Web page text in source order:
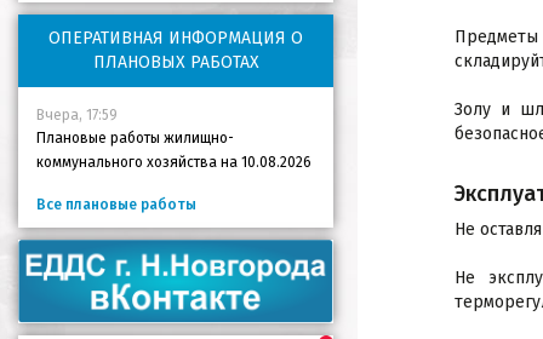
ОПЕРАТИВНАЯ ИНФОРМАЦИЯ О
ПЛАНОВЫХ РАБОТАХ
Вчера, 17:59
Плановые работы жилищно-
коммунального хозяйства на 10.08.2026
Все плановые работы
Предметы
Золу и
Не
Не